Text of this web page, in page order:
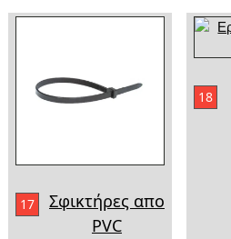
17
Σφικτήρες απο
PVC
18